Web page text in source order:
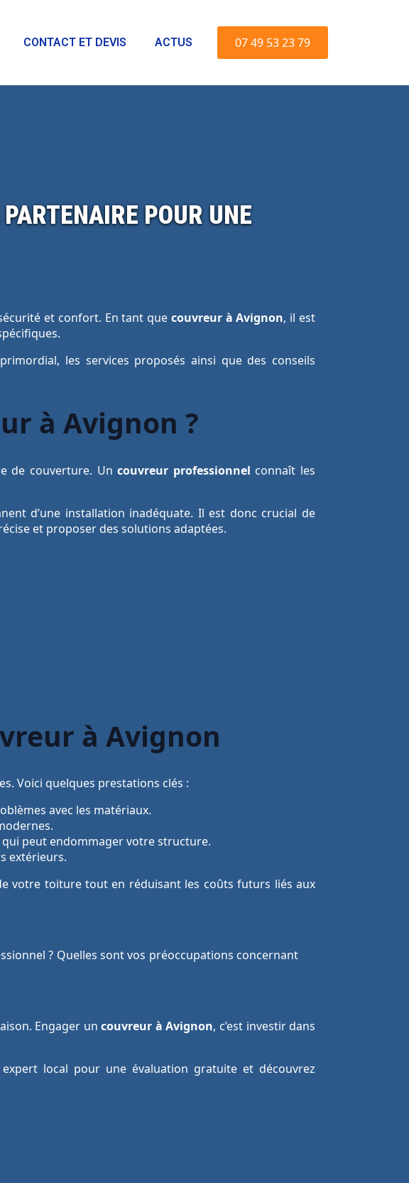
CONTACT ET DEVIS ACTUS 07 49 53 23 79
POUR UNE
et confort. En tant que couvreur à Avignon, il est
les services proposés ainsi que des conseils
à Avignon ?
de couverture. Uncouvreur professionnel connaît les
d’une installation inadéquate. Il est donc crucial de
et proposer des solutions adaptées.
à Avignon
Voici quelques prestations clés :
avec les matériaux.
qui peut endommager votre structure.
extérieurs.
votre toiture tout en réduisant les coûts futurs liés aux
? Quelles sont vos préoccupations concernant
Engager uncouvreur à Avignon, c’est investir dans
local pour une évaluation gratuite et découvrez